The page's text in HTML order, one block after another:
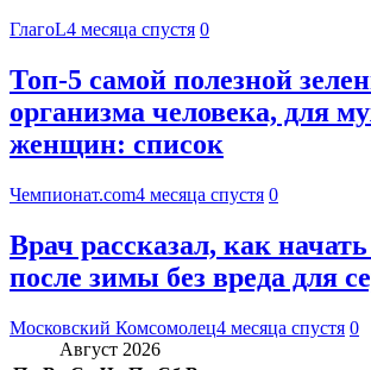
ГлагоL4 месяца спустя 0
Топ-5 самой полезной
организма человека, для
женщин: список
Чемпионат.com4 месяца спустя 0
Врач рассказал, как
после зимы без вреда для
Московский Комсомолец4 месяца спустя 0
Август 2026